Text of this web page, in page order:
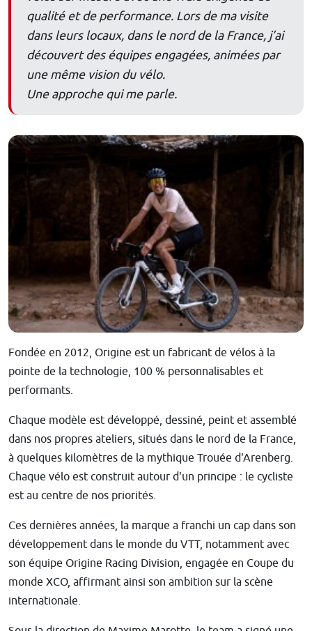
qualité et de performance. Lors de ma visite
dans leurs locaux, dans le nord de la France, j’ai
découvert des équipes engagées, animées par
une même vision du vélo.
Une approche qui me parle.
Fondée en 2012, Origine est un fabricant de vélos à la
pointe de la technologie, 100 % personnalisables et
performants.
Chaque modèle est développé, dessiné, peint et assemblé
dans nos propres ateliers, situés dans le nord de la France,
à quelques kilomètres de la mythique Trouée d'Arenberg.
Chaque vélo est construit autour d'un principe : le cycliste
est au centre de nos priorités.
Ces dernières années, la marque a franchi un cap dans son
développement dans le monde du VTT, notamment avec
son équipe Origine Racing Division, engagée en Coupe du
monde XCO, affirmant ainsi son ambition sur la scène
internationale.